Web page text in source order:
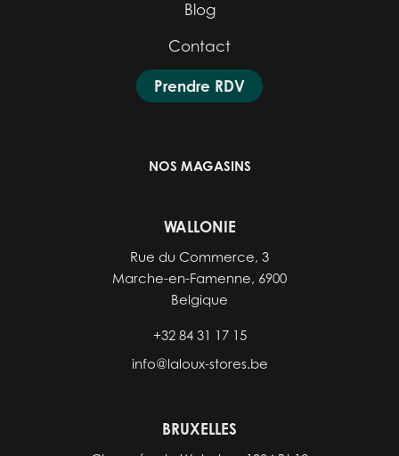
Blog
Contact
Prendre RDV
NOS MAGASINS
WALLONIE
Rue du Commerce, 3
Marche-en-Famenne, 6900
Belgique
+32 84 31 17 15
info@laloux-stores.be
BRUXELLES